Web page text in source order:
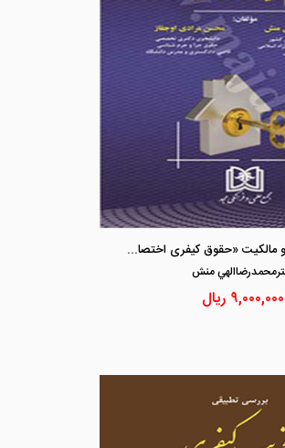
جرایم علیه اموال و مالکیت «حقوق کیفری اختصاصی 1»
منش
۹,۰۰۰,۰۰۰ ریال